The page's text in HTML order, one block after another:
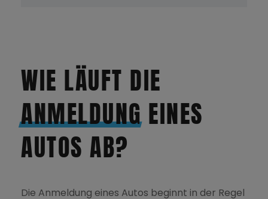
WIE LÄUFT DIE
ANMELDUNGEINES
AUTOS AB?
Die Anmeldung eines Autos beginnt in der Regel